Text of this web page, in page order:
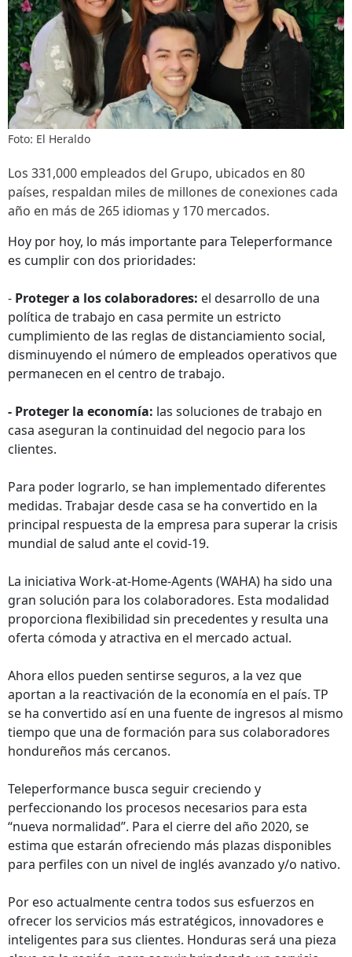
Foto: El Heraldo
Los 331,000 empleados del Grupo, ubicados en 80
países, respaldan miles de millones de conexiones cada
año en más de 265 idiomas y 170 mercados.
Hoy por hoy, lo más importante para Teleperformance
es cumplir con dos prioridades:
- Proteger a los colaboradores: el desarrollo de una
política de trabajo en casa permite un estricto
cumplimiento de las reglas de distanciamiento social,
disminuyendo el número de empleados operativos que
permanecen en el centro de trabajo.
- Proteger la economía: las soluciones de trabajo en
casa aseguran la continuidad del negocio para los
clientes.
Para poder lograrlo, se han implementado diferentes
medidas. Trabajar desde casa se ha convertido en la
principal respuesta de la empresa para superar la crisis
mundial de salud ante el covid-19.
La iniciativa Work-at-Home-Agents (WAHA) ha sido una
gran solución para los colaboradores. Esta modalidad
proporciona flexibilidad sin precedentes y resulta una
oferta cómoda y atractiva en el mercado actual.
Ahora ellos pueden sentirse seguros, a la vez que
aportan a la reactivación de la economía en el país. TP
se ha convertido así en una fuente de ingresos al mismo
tiempo que una de formación para sus colaboradores
hondureños más cercanos.
Teleperformance busca seguir creciendo y
perfeccionando los procesos necesarios para esta
“nueva normalidad”. Para el cierre del año 2020, se
estima que estarán ofreciendo más plazas disponibles
para perfiles con un nivel de inglés avanzado y/o nativo.
Por eso actualmente centra todos sus esfuerzos en
ofrecer los servicios más estratégicos, innovadores e
inteligentes para sus clientes. Honduras será una pieza